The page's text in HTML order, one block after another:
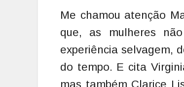
Me chamou atenção
que, as mulheres
experiência selvagem,
do tempo. E cita
mas também Clarice